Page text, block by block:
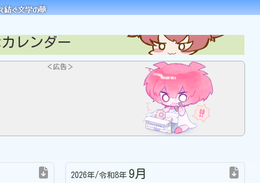
紡ぐ文学の夢
レンダー
＜広告＞
2026年/令和8年 9月